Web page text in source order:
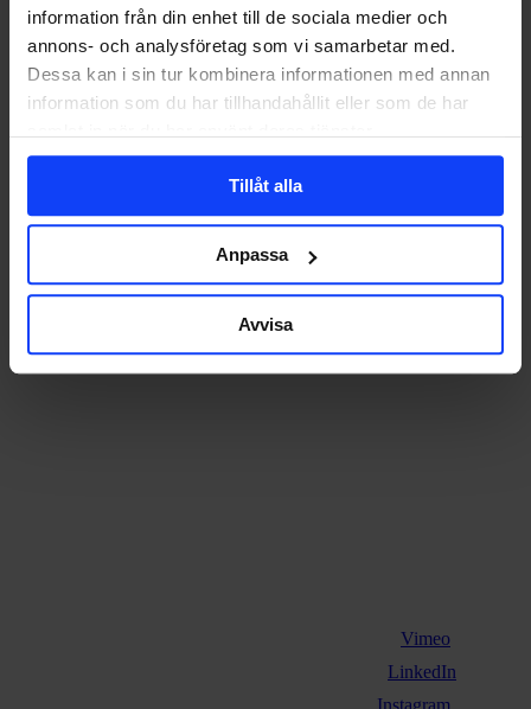
information från din enhet till de sociala medier och
annons- och analysföretag som vi samarbetar med.
Dessa kan i sin tur kombinera informationen med annan
information som du har tillhandahållit eller som de har
Tillåt alla
Anpassa
Avvisa
Norra Allégatan 2
413 01 Göteborg
Jönköping
+46 36-30 20 11
Vimeo
LinkedIn
Instagram